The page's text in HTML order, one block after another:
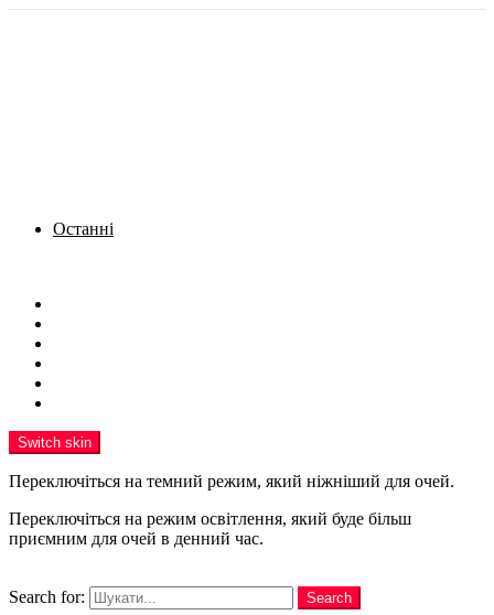
Останні
Switch skin
Переключіться на темний режим, який ніжніший для очей.
Переключіться на режим освітлення, який буде більш
приємним для очей в денний час.
Search for:
Search